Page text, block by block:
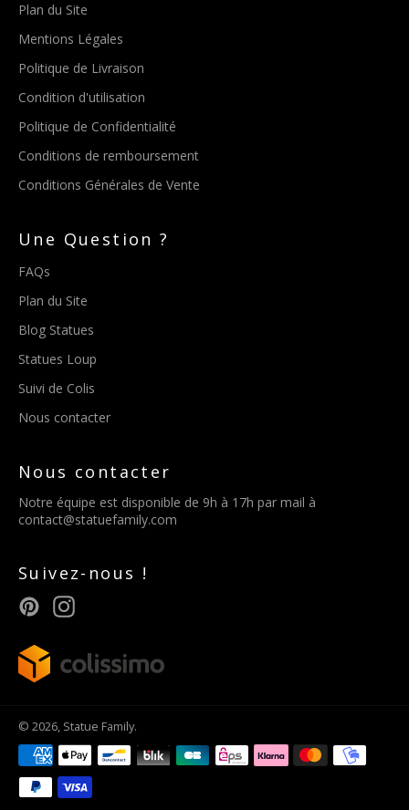
Plan du Site
Mentions Légales
Politique de Livraison
Condition d'utilisation
Politique de Confidentialité
Conditions de remboursement
Conditions Générales de Vente
Une Question ?
FAQs
Plan du Site
Blog Statues
Statues Loup
Suivi de Colis
Nous contacter
Nous contacter
Notre équipe est disponible de 9h à 17h par mail à
contact@statuefamily.com
Suivez-nous !
Pinterest
© 2026, Statue Family.
Méthodes
de
paiement